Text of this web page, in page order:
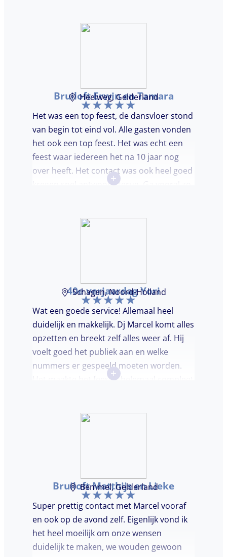
over de DJ. Bij deze Marcel, top gedaan en
Bruiloft Erwin en Tamara
Heelweg, Gelderland
Het was een top feest, de dansvloer stond
van begin tot eind vol. Alle gasten vonden
het ook een top feest. Het was echt een
feest waar iedereen het na 10 jaar nog
over heeft. Het contact was ook heel goed
kregen snel antwoord terug. Ga vooral zo
+
40e verjaardag Yori
Schagen, Noord-Holland
Wat een goede service! Allemaal heel
duidelijk en makkelijk. Dj Marcel komt alles
opzetten en breekt zelf alles weer af. Hij
voelt goed het publiek aan en welke
nummers er gespeeld moeten worden.
Het maakte het feestje helemaal compleet
+
Bruiloft Matthijs en Lieke
Bemmel, Gelderland
Super prettig contact met Marcel vooraf
en ook op de avond zelf. Eigenlijk vond ik
het heel moeilijk om onze wensen
duidelijk te maken, we wouden gewoon